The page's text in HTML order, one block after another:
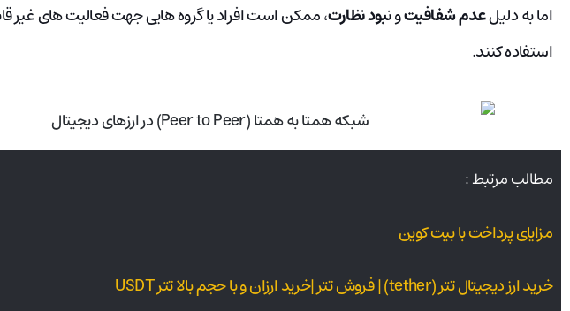
اما به دلیلعدم شفافیتو نبود نظارت، ممکن است افراد یا گروه هایی جهت فعالیت های غیر
استفاده کنند.
مطالب مرتبط :
مزایای پرداخت با بیت کوین
خرید ارز دیجیتال تتر (tether) | فروش تتر |خرید ارزان و با حجم بالا تتر USDT